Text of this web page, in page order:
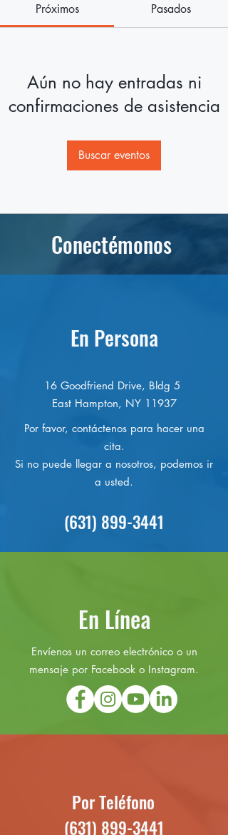
Próximos Pasados
Aún no hay entradas ni
confirmaciones de asistencia
Buscar eventos
Conectémonos
En Persona
16 Goodfriend Drive, Bldg 5
East Hampton, NY 11937
Por favor, contáctenos para hacer una
cita.
Si no puede llegar a nosotros, podemos ir
a usted.
(631) 899-3441
En Línea
Envíenos un correo electrónico o un
mensaje por Facebook o Instagram.
Por Teléfono
(631) 899-3441